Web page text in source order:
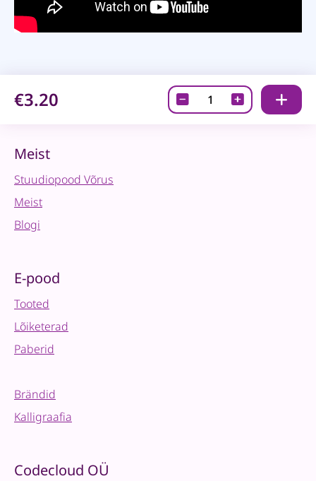
€3.20
Pintsel
-
Meist
Stuudiopood Võrus
Meist
Blogi
E-pood
Tooted
Lõiketerad
Paberid
Brändid
Kalligraafia
Codecloud OÜ